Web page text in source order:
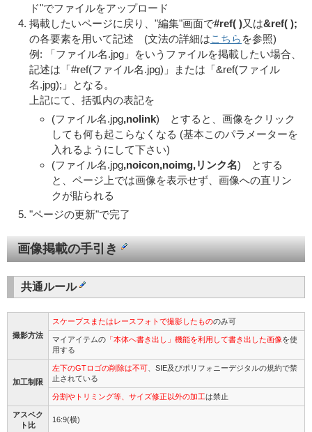
ド"でファイルをアップロード
掲載したいページに戻り、"編集"画面で#ref( )又は&ref( );
の各要素を用いて記述 (文法の詳細はこちら を参照)
例: 「ファイル名.jpg」をいうファイルを掲載したい場合、
記述は「#ref(ファイル名.jpg)」または「&ref(ファイル
名.jpg);」となる。
上記にて、括弧内の表記を
(ファイル名.jpg,nolink) とすると、画像をクリック
しても何も起こらなくなる (基本このパラメーターを
入れるようにして下さい)
(ファイル名.jpg,noicon,noimg,リンク名) とする
と、ページ上では画像を表示せず、画像への直リン
クが貼られる
"ページの更新"で完了
画像掲載の手引き
共通ルール
撮影方法
スケープスまたはレースフォトで撮影したもののみ可
マイアイテムの 「本体へ書き出し」機能を利用して書き出した画像を使
用する
加工制限
左下のGTロゴの削除は不可 、SIE及びポリフォニーデジタルの規約で禁
止されている
分割やトリミング等、サイズ修正以外の加工は禁止
アスペク
ト比
16:9(横)